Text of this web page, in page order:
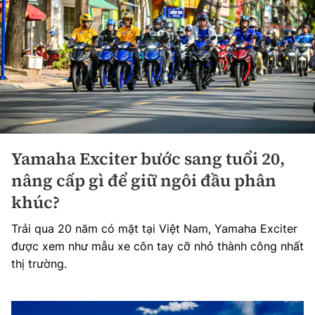
Yamaha Exciter bước sang tuổi 20,
nâng cấp gì để giữ ngôi đầu phân
khúc?
Trải qua 20 năm có mặt tại Việt Nam, Yamaha Exciter
được xem như mẫu xe côn tay cỡ nhỏ thành công nhất
thị trường.